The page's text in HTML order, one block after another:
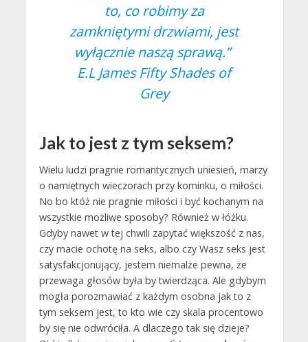
to, co robimy za
zamkniętymi drzwiami, jest
wyłącznie naszą sprawą.”
E.L James Fifty Shades of
Grey
Jak to jest z tym seksem?
Wielu ludzi pragnie romantycznych uniesień, marzy
o namiętnych wieczorach przy kominku, o miłości.
No bo któż nie pragnie miłości i być kochanym na
wszystkie możliwe sposoby? Również w łóżku.
Gdyby nawet w tej chwili zapytać większość z nas,
czy macie ochotę na seks, albo czy Wasz seks jest
satysfakcjonujący, jestem niemalże pewna, że
przewaga głosów była by twierdząca. Ale gdybym
mogła porozmawiać z każdym osobna jak to z
tym seksem jest, to kto wie czy skala procentowo
by się nie odwróciła. A dlaczego tak się dzieje?